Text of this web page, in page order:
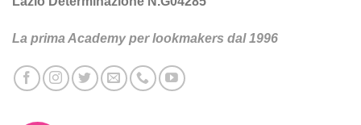
La prima Academy per lookmakers dal 1996